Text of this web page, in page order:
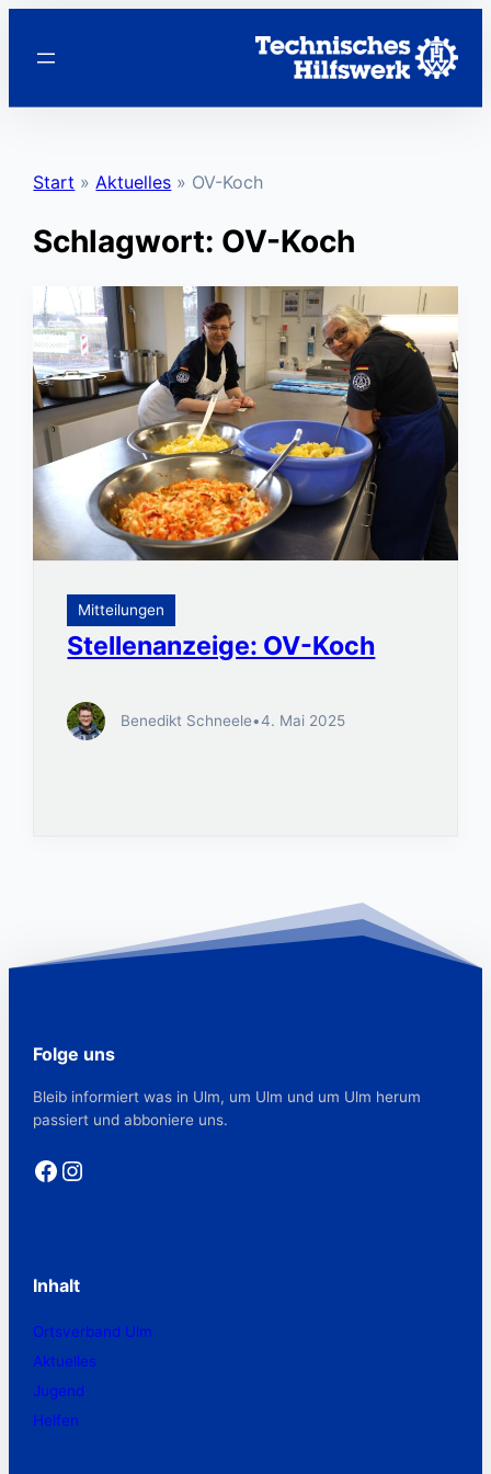
Inhalt
Start »Aktuelles » OV-Koch
Schlagwort: OV-Koch
Mitteilungen
Stellenanzeige: OV-Koch
Benedikt Schneele•4. Mai 2025
Folge uns
Bleib informiert was in Ulm, um Ulm und um Ulm herum
passiert und abboniere uns.
Facebook Instagram
Inhalt
Ortsverband Ulm
Aktuelles
Jugend
Helfen